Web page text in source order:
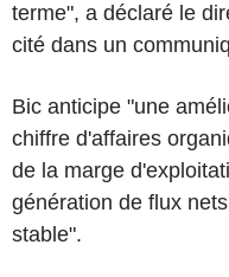
terme", a déclaré le
cité dans un
Bic anticipe "une
chiffre d'affaires
de la marge
génération de flux
stable".